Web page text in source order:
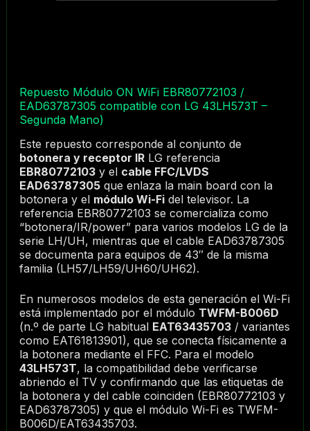
Repuesto Módulo ON WiFi EBR80772103 /
EAD63787305 compatible con LG 43LH573T –
Segunda Mano)
Este repuesto corresponde al conjunto de
botonera y receptor IRLG referencia
EBR80772103y el cable FFC/LVDS
EAD63787305que enlaza la main board con la
botonera y el módulo Wi-Fidel televisor. La
referencia EBR80772103 se comercializa como
“botonera/IR/power” para varios modelos LG de la
serie LH/UH, mientras que el cable EAD63787305
se documenta para equipos de 43″ de la misma
familia (LH57/LH59/UH60/UH62).
En numerosos modelos de esta generación el Wi-Fi
está implementado por el módulo TWFM-B006D
(n.º de parte LG habitual EAT63435703/ variantes
como EAT61813901), que se conecta físicamente a
la botonera mediante el FFC. Para el modelo
43LH573T, la compatibilidad debe verificarse
abriendo el TV y confirmando que las etiquetas de
la botonera y del cable coinciden (EBR80772103 y
EAD63787305) y que el módulo Wi-Fi es TWFM-
B006D/EAT63435703.